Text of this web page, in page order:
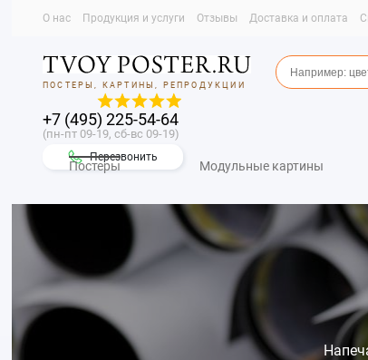
О нас Продукция и услуги Отзывы Доставка и оплата
ПОСТЕРЫ, КАРТИНЫ, РЕПРОДУКЦИИ
+7 (495) 225-54-64
(пн-пт 09-19, сб-вс 09-19)
Перезвонить
Постеры Модульные картины